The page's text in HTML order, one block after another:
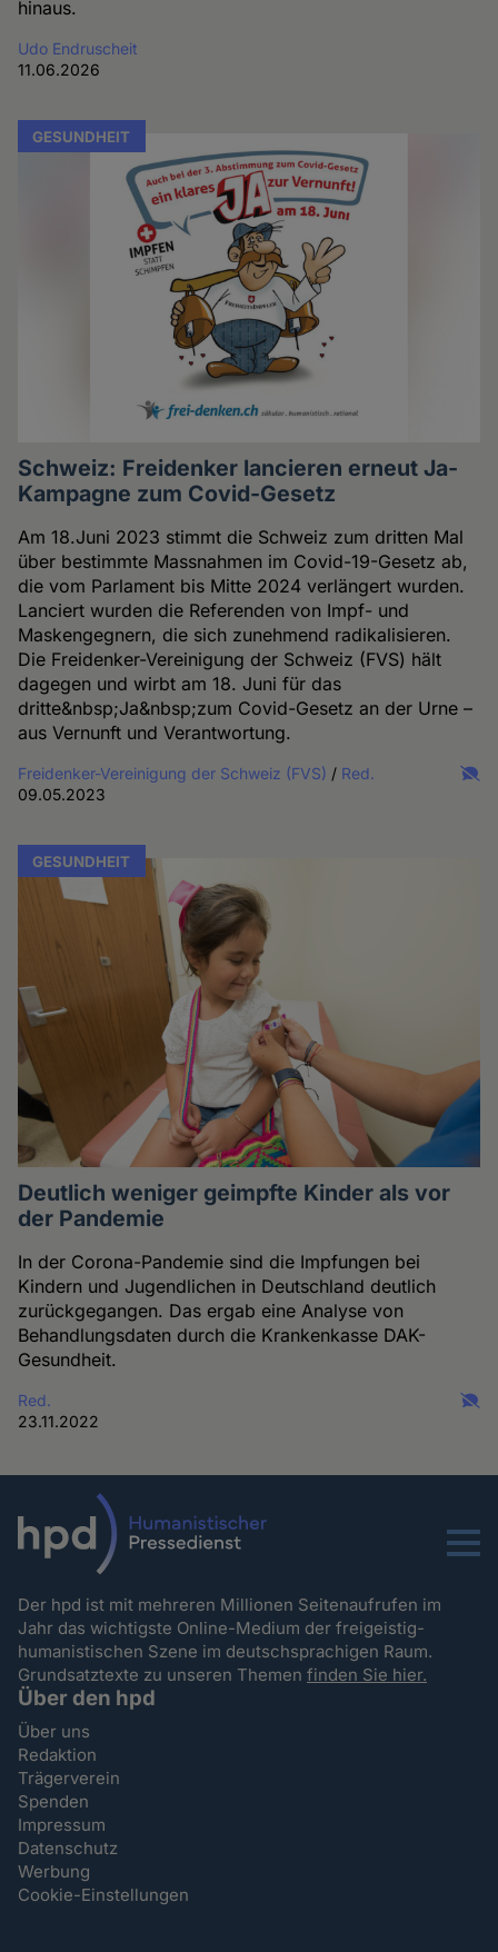
hinaus.
Udo Endruscheit
11.06.2026
GESUNDHEIT
Schweiz: Freidenker lancieren erneut Ja-
Kampagne zum Covid-Gesetz
Am 18.Juni 2023 stimmt die Schweiz zum dritten Mal
über bestimmte Massnahmen im Covid-19-Gesetz ab,
die vom Parlament bis Mitte 2024 verlängert wurden.
Lanciert wurden die Referenden von Impf- und
Maskengegnern, die sich zunehmend radikalisieren.
Die Freidenker-Vereinigung der Schweiz (FVS) hält
dagegen und wirbt am 18. Juni für das
dritte&nbsp;Ja&nbsp;zum Covid-Gesetz an der Urne –
aus Vernunft und Verantwortung.
Freidenker-Vereinigung der Schweiz (FVS) / Red.
09.05.2023
GESUNDHEIT
Deutlich weniger geimpfte Kinder als vor
der Pandemie
In der Corona-Pandemie sind die Impfungen bei
Kindern und Jugendlichen in Deutschland deutlich
zurückgegangen. Das ergab eine Analyse von
Behandlungsdaten durch die Krankenkasse DAK-
Gesundheit.
Red.
23.11.2022
Menu
Der hpd ist mit mehreren Millionen Seitenaufrufen im
Jahr das wichtigste Online-Medium der freigeistig-
humanistischen Szene im deutschsprachigen Raum.
Grundsatztexte zu unseren Themenfinden Sie hier.
Über den hpd
Über uns
Redaktion
Trägerverein
Spenden
Impressum
Datenschutz
Werbung
Cookie-Einstellungen